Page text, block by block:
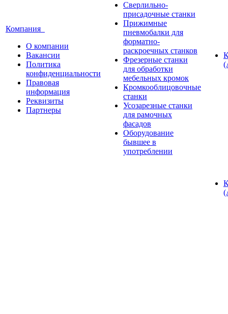
Компания
О компании
Вакансии
Политика
конфиденциальности
Правовая
информация
Реквизиты
Партнеры
Сверлильно-
присадочные станки
Прижимные
пневмобалки для
форматно-
раскроечных станков
Фрезерные станки
для обработки
мебельных кромок
Кромкооблицовочные
станки
Усозарезные станки
для рамочных
фасадов
Оборудование
бывшее в
употреблении